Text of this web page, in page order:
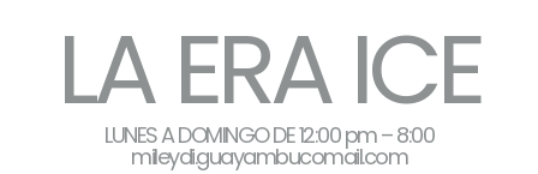
LA ERA ICE
LUNES A DOMINGO DE 12:00 pm – 8:00
mileydi.guayambucomail.com